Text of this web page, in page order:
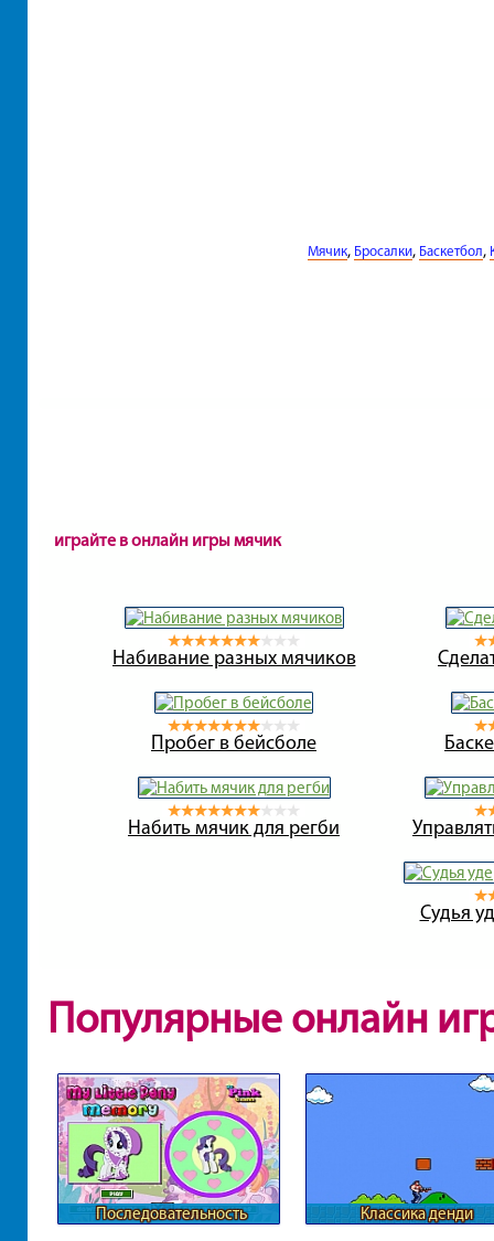
Мячик, Бросалки, Баскетбол,
играйте в онлайн игры мячик
Набивание разных мячиков
Пробег в бейсболе
Набить мячик для регби
Судья
Популярные онлайн
Последовательность
Классика денди